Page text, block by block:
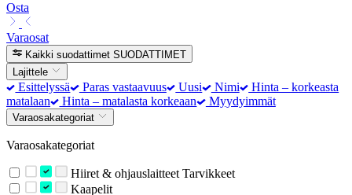
Osta
Varaosat
Kaikki suodattimet SUODATTIMET
Lajittele
Esittelyssä Paras vastaavuus Uusi Nimi
Hinta – korkeasta
matalaan
Hinta – matalasta korkeaan Myydyimmät
Varaosakategoriat
Varaosakategoriat
Hiiret & ohjauslaitteet Tarvikkeet
Kaapelit